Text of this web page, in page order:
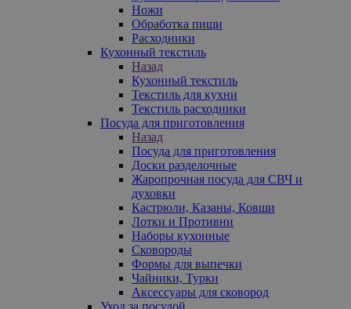
Ножи
Обработка пищи
Расходники
Кухонный текстиль
Назад
Кухонный текстиль
Текстиль для кухни
Текстиль расходники
Посуда для приготовления
Назад
Посуда для приготовления
Доски разделочные
Жаропрочная посуда для СВЧ и
духовки
Кастрюли, Казаны, Ковши
Лотки и Противни
Наборы кухонные
Сковороды
Формы для выпечки
Чайники, Турки
Аксессуары для сковород
Уход за посудой